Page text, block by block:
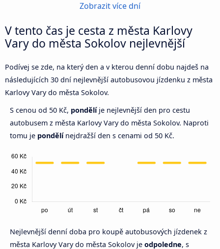
Zobrazit více dní
V tento čas je cesta z města Karlovy
Vary do města Sokolov nejlevnější
Podívej se zde, na který den a v kterou denní dobu najdeš na
následujících 30 dní nejlevnější autobusovou jízdenku z města
Karlovy Vary do města Sokolov.
S cenou od 50 Kč, pondělíje nejlevnější den pro cestu
autobusem z města Karlovy Vary do města Sokolov. Naproti
tomu je pondělínejdražší den s cenami od 50 Kč.
Nejlevnější denní doba pro koupě autobusových jízdenek z
města Karlovy Vary do města Sokolov je odpoledne, s